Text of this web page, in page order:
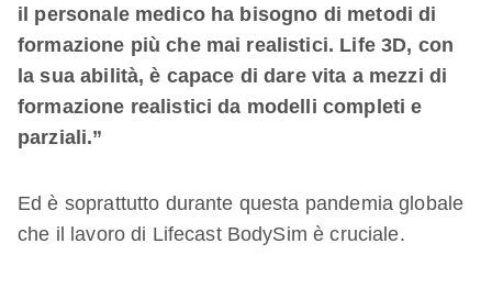
il personale medico ha bisogno di metodi di
formazione più che mai realistici. Life 3D, con
la sua abilità, è capace di dare vita a mezzi di
formazione realistici da modelli completi e
parziali.”
Ed è soprattutto durante questa pandemia globale
che il lavoro di Lifecast BodySim è cruciale.